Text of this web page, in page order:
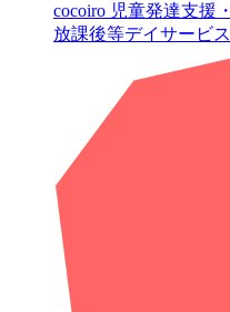
cocoiro 児童発達支援・
放課後等デイサービス